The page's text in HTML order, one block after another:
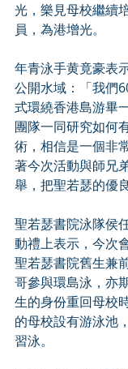
光，樂見母校繼續
員，為港增光。
年青泳手黄竟豪表
公開水域：「我們
式環繞香港島游畢
團隊一同研究如何
術，相信是一個非
著今次活動與師兄
舉，把聖若瑟的優
聖若瑟書院泳隊侯
動禮上表示，今次
聖若瑟書院舊生兼
哥參與環島泳，亦
生的身份重回母校
的母校設有游泳池
習泳。